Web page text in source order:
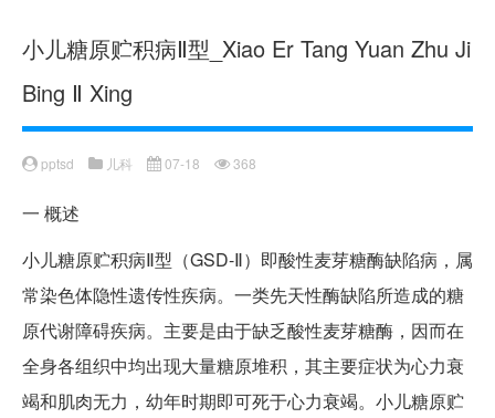
小儿糖原贮积病Ⅱ型_Xiao Er Tang Yuan Zhu Ji
Bing Ⅱ Xing
pptsd 儿科 07-18 368
一 概述
小儿糖原贮积病Ⅱ型（GSD-Ⅱ）即酸性麦芽糖酶缺陷病，属
常染色体隐性遗传性疾病。一类先天性酶缺陷所造成的糖
原代谢障碍疾病。主要是由于缺乏酸性麦芽糖酶，因而在
全身各组织中均出现大量糖原堆积，其主要症状为心力衰
竭和肌肉无力，幼年时期即可死于心力衰竭。小儿糖原贮